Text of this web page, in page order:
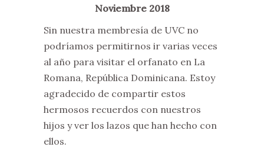
Noviembre 2018
Sin nuestra membresía de UVC no
podríamos permitirnos ir varias veces
al año para visitar el orfanato en La
Romana, República Dominicana. Estoy
agradecido de compartir estos
hermosos recuerdos con nuestros
hijos y ver los lazos que han hecho con
ellos.